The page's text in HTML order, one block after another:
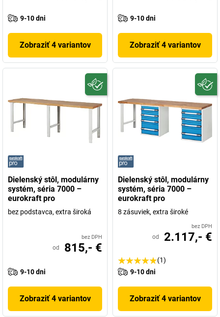
9-10 dni
Zobraziť 4 variantov
9-10 dni
Zobraziť 4 variantov
Dielenský stôl, modulárny
systém, séria 7000 –
eurokraft pro
bez podstavca, extra široká
bez DPH
od 815,- €
9-10 dni
Zobraziť 4 variantov
Dielenský stôl, modulárny
systém, séria 7000 –
eurokraft pro
8 zásuviek, extra široké
bez DPH
od 2.117,- €
(1)
9-10 dni
Zobraziť 4 variantov